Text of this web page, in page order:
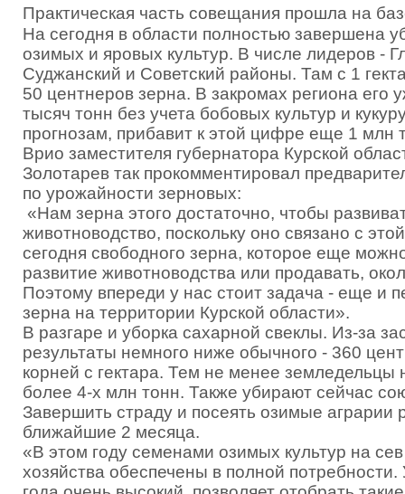
Практическая часть совещания прошла на
На сегодня в области полностью завершена
озимых и яровых культур. В числе лидеров -
Суджанский и Советский районы. Там с 1
50 центнеров зерна. В закромах региона его
тысяч тонн без учета бобовых культур и
прогнозам, прибавит к этой цифре еще 1 млн
Врио заместителя губернатора Курской
Золотарев так прокомментировал
по урожайности зерновых:
«Нам зерна этого достаточно, чтобы
животноводство, поскольку оно связано с
сегодня свободного зерна, которое еще
развитие животноводства или продавать,
Поэтому впереди у нас стоит задача - еще и
зерна на территории Курской области».
В разгаре и уборка сахарной свеклы. Из-за
результаты немного ниже обычного - 360
корней с гектара. Тем не менее земледельцы
более 4-х млн тонн. Также убирают сейчас
Завершить страду и посеять озимые аграрии
ближайшие 2 месяца.
«В этом году семенами озимых культур на
хозяйства обеспечены в полной